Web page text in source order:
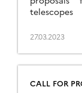
ouvertes
telescopes
2023,
27.03.2023
CALL FOR